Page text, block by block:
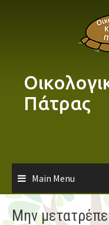
Πάτρας
Main Menu
Μην